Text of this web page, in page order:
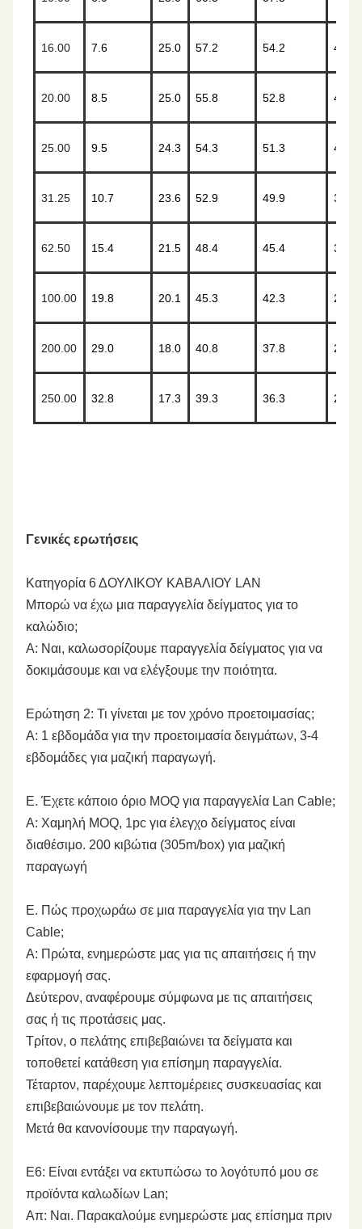
16.00 7.6 25.0 57.2 54.2 43.9
20.00 8.5 25.0 55.8 52.8 42.0
25.00 9.5 24.3 54.3 51.3 40.0
31.25 10.7 23.6 52.9 49.9 38.1
62.50 15.4 21.5 48.4 45.4 32.1
100.00 19.8 20.1 45.3 42.3 28.0
200.00 29.0 18.0 40.8 37.8 22.0
250.00 32.8 17.3 39.3 36.3 20.0
Γενικές ερωτήσεις
Κατηγορία 6 ΔΟΥΛΙΚΟΥ ΚΑΒΑΛΙΟΥ LAN
Μπορώ να έχω μια παραγγελία δείγματος για το
καλώδιο;
Α: Ναι, καλωσορίζουμε παραγγελία δείγματος για να
δοκιμάσουμε και να ελέγξουμε την ποιότητα.
Ερώτηση 2: Τι γίνεται με τον χρόνο προετοιμασίας;
Α: 1 εβδομάδα για την προετοιμασία δειγμάτων, 3-4
εβδομάδες για μαζική παραγωγή.
Ε. Έχετε κάποιο όριο MOQ για παραγγελία Lan Cable;
Α: Χαμηλή MOQ, 1pc για έλεγχο δείγματος είναι
διαθέσιμο. 200 κιβώτια (305m/box) για μαζική
παραγωγή
Ε. Πώς προχωράω σε μια παραγγελία για την Lan
Cable;
Α: Πρώτα, ενημερώστε μας για τις απαιτήσεις ή την
εφαρμογή σας.
Δεύτερον, αναφέρουμε σύμφωνα με τις απαιτήσεις
σας ή τις προτάσεις μας.
Τρίτον, ο πελάτης επιβεβαιώνει τα δείγματα και
τοποθετεί κατάθεση για επίσημη παραγγελία.
Τέταρτον, παρέχουμε λεπτομέρειες συσκευασίας και
επιβεβαιώνουμε με τον πελάτη.
Μετά θα κανονίσουμε την παραγωγή.
Ε6: Είναι εντάξει να εκτυπώσω το λογότυπό μου σε
προϊόντα καλωδίων Lan;
Απ: Ναι. Παρακαλούμε ενημερώστε μας επίσημα πριν